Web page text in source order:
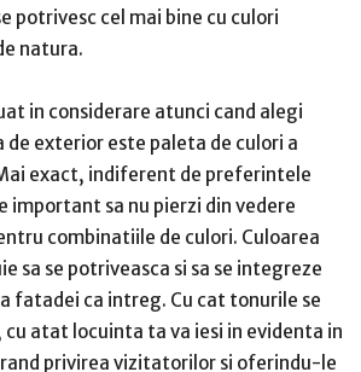
potrivesc cel mai bine cu culori
natura.
in considerare atunci cand alegi
de exterior este paleta de culori a
exact, indiferent de preferintele
important sa nu pierzi din vedere
combinatiile de culori. Culoarea
sa se potriveasca si sa se integreze
fatadei ca intreg. Cu cat tonurile se
cu atat locuinta ta va iesi in evidenta in
privirea vizitatorilor si oferindu-le